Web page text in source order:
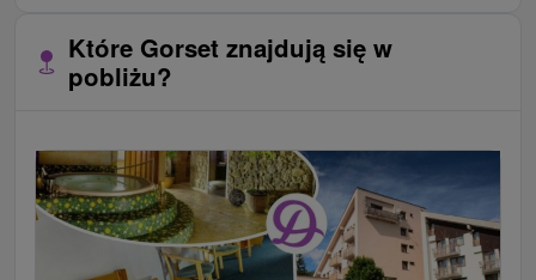
Które Gorset znajdują się w
pobliżu?